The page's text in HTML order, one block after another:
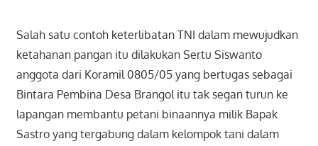
Salah satu contoh keterlibatan TNI dalam mewujudkan
ketahanan pangan itu dilakukan Sertu Siswanto
anggota dari Koramil 0805/05 yang bertugas sebagai
Bintara Pembina Desa Brangol itu tak segan turun ke
lapangan membantu petani binaannya milik Bapak
Sastro yang tergabung dalam kelompok tani dalam